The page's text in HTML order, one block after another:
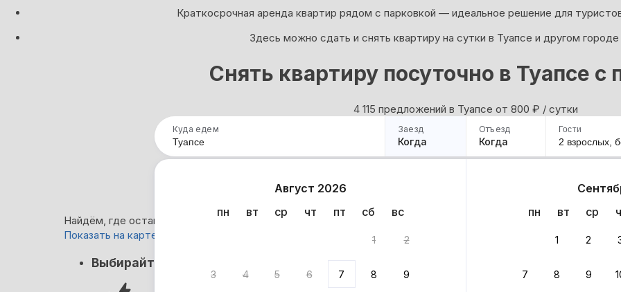
Краткосрочная аренда квартир рядом с парковкой — идеальное решение для
Здесь можно сдать и снять квартиру на сутки в Туапсе и другом
Снять квартиру посуточно в Туапсе с
4 115 предложений в Туапсе oт 800 ₽ / сутки
Куда едем Заезд
Когда
Отъезд
Когда
Август 2026
пн
вт ср чт пт сб вс
1 2
3 4 5 6 7 8 9
пн
вт ср
1 2
7 8 9
Гости
2 взрослых,
Найдём, где остановиться в Туапсе: 4 115 вариантов
Показать на карте
Выбирайте лучшее
Вернём бонусами